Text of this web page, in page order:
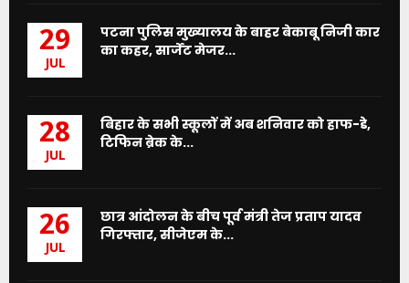
29
JUL
पटना पुलिस मुख्यालय के बाहर बेकाबू निजी कार
का कहर, सार्जेंट मेजर...
28
JUL
बिहार के सभी स्कूलों में अब शनिवार को हाफ-डे,
टिफिन ब्रेक के...
26
JUL
छात्र आंदोलन के बीच पूर्व मंत्री तेज प्रताप यादव
गिरफ्तार, सीजेएम के...